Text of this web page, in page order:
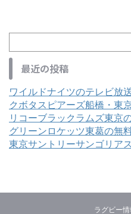
最近の投稿
ワイルドナイツのテレビ放
クボタスピアーズ船橋・東
リコーブラックラムズ東京
グリーンロケッツ東葛の無
東京サントリーサンゴリア
ラグビー